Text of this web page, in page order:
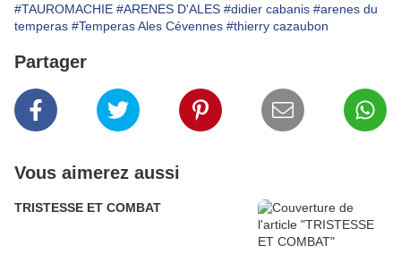
#TAUROMACHIE #ARENES D'ALES #didier cabanis #arenes du
temperas #Temperas Ales Cévennes #thierry cazaubon
Partager
Vous aimerez aussi
TRISTESSE ET COMBAT